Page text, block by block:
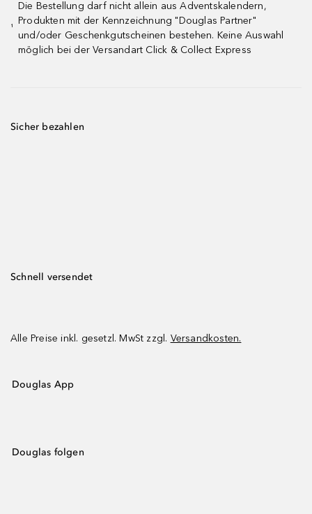
¹
Die Bestellung darf nicht allein aus Adventskalendern,
Produkten mit der Kennzeichnung "Douglas Partner"
und/oder Geschenkgutscheinen bestehen. Keine Auswahl
möglich bei der Versandart Click & Collect Express
Sicher bezahlen
Schnell versendet
Alle Preise inkl. gesetzl. MwSt zzgl. Versandkosten.
Douglas App
Douglas folgen